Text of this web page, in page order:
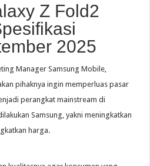
Z Fold2
2025
Manager Samsung Mobile,
pihaknya ingin memperluas pasar
perangkat mainstream di
Samsung, yakni meningkatkan
harga.